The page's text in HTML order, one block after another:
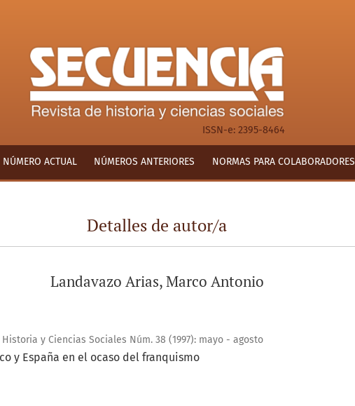
ISSN-e: 2395-8464
NÚMERO ACTUAL NÚMEROS ANTERIORES NORMAS PARA COLABORADORES
Detalles de autor/a
Landavazo Arias, Marco Antonio
y Ciencias Sociales Núm. 38 (1997): mayo - agosto
y España en el ocaso del franquismo